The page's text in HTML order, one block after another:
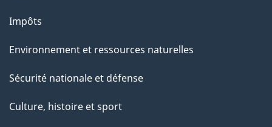
Impôts
Environnement et ressources naturelles
Sécurité nationale et défense
Culture, histoire et sport